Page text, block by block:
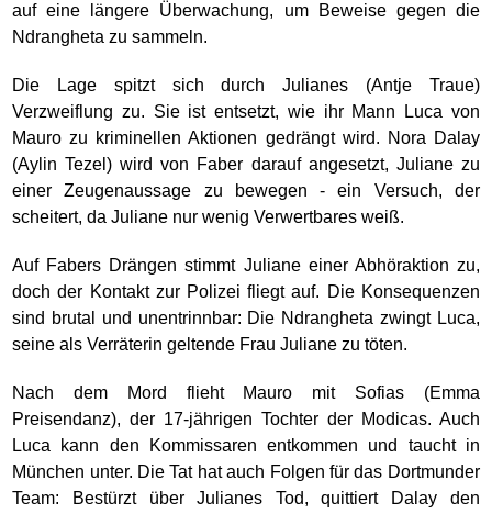
auf eine längere Überwachung, um Beweise gegen die
Ndrangheta zu sammeln.
Die Lage spitzt sich durch Julianes (Antje Traue)
Verzweiflung zu. Sie ist entsetzt, wie ihr Mann Luca von
Mauro zu kriminellen Aktionen gedrängt wird. Nora Dalay
(Aylin Tezel) wird von Faber darauf angesetzt, Juliane zu
einer Zeugenaussage zu bewegen - ein Versuch, der
scheitert, da Juliane nur wenig Verwertbares weiß.
Auf Fabers Drängen stimmt Juliane einer Abhöraktion zu,
doch der Kontakt zur Polizei fliegt auf. Die Konsequenzen
sind brutal und unentrinnbar: Die Ndrangheta zwingt Luca,
seine als Verräterin geltende Frau Juliane zu töten.
Nach dem Mord flieht Mauro mit Sofias (Emma
Preisendanz), der 17-jährigen Tochter der Modicas. Auch
Luca kann den Kommissaren entkommen und taucht in
München unter. Die Tat hat auch Folgen für das Dortmunder
Team: Bestürzt über Julianes Tod, quittiert Dalay den